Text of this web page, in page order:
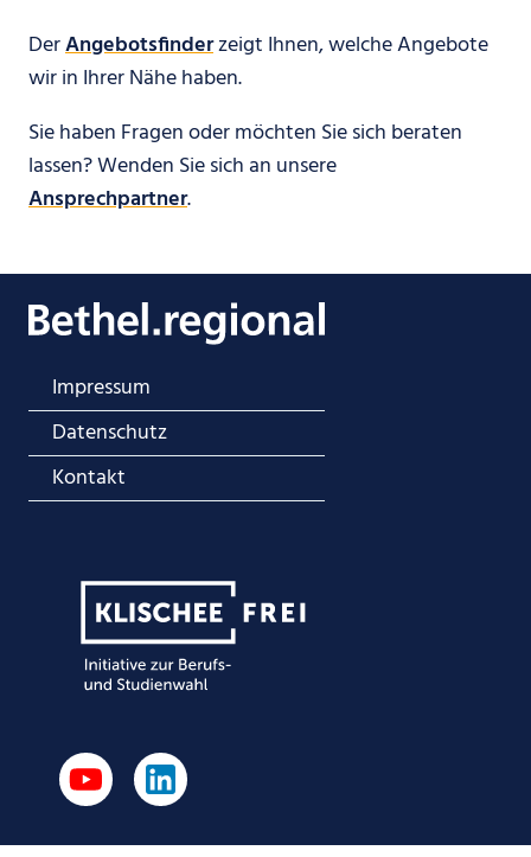
DerAngebotsfinderzeigt Ihnen, welche Angebote
wir in Ihrer Nähe haben.
Sie haben Fragen oder möchten Sie sich beraten
lassen? Wenden Sie sich an unsere
Ansprechpartner.
Impressum
Datenschutz
Kontakt